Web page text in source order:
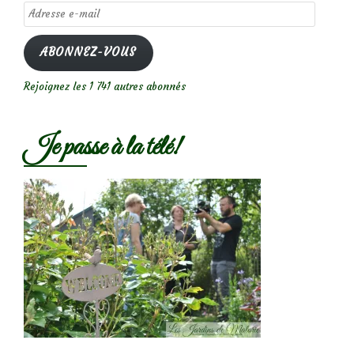
Adresse
e-
mail
ABONNEZ-VOUS
Rejoignez les 1 741 autres abonnés
Je passe à la télé!